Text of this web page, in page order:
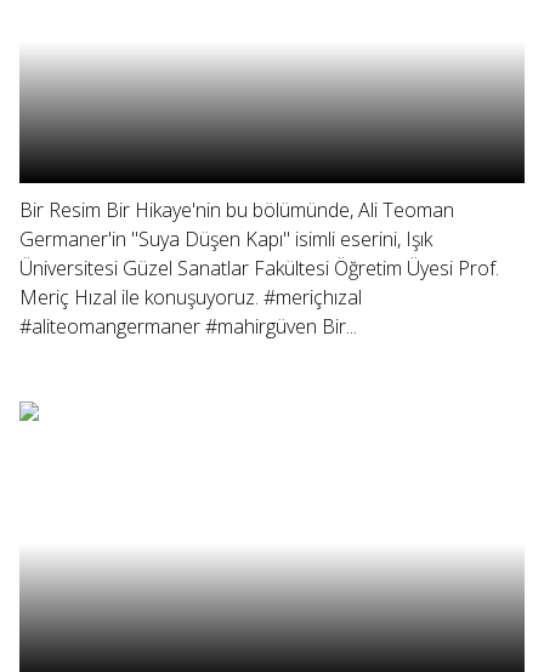
Bir Resim Bir Hikaye'nin bu bölümünde, Ali Teoman
Germaner'in "Suya Düşen Kapı" isimli eserini, Işık
Üniversitesi Güzel Sanatlar Fakültesi Öğretim Üyesi Prof.
Meriç Hızal ile konuşuyoruz. #meriçhızal
#aliteomangermaner #mahirgüven Bir...